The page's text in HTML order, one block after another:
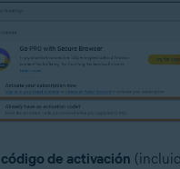
código de activación